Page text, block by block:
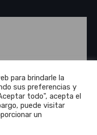
para brindarle la
sus preferencias y
todo", acepta el
puede visitar
un